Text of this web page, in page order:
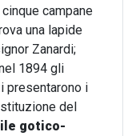
campane
una lapide
Zanardi;
1894 gli
presentarono i
del
gotico-